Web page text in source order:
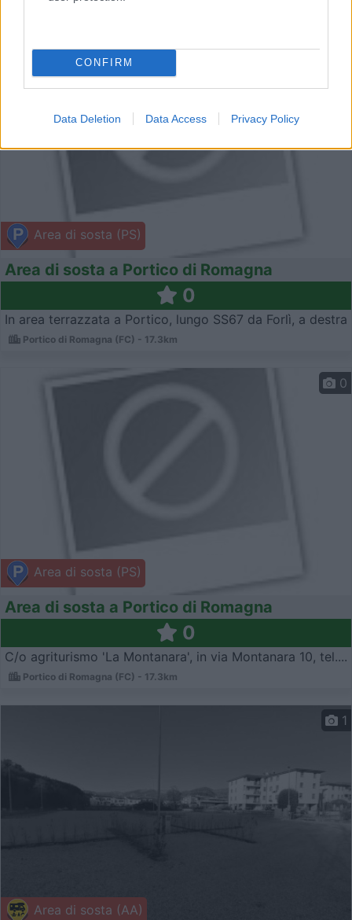
CONFIRM
Data Deletion Data Access Privacy Policy
Area di sosta (PS)
Area di sosta a Portico di Romagna
0
In area terrazzata a Portico, lungo SS67 da Forlì, a destra
Portico di Romagna (FC) - 17.3km
Area di sosta (PS)
0
Area di sosta a Portico di Romagna
0
C/o agriturismo 'La Montanara', in via Montanara 10, tel....
Portico di Romagna (FC) - 17.3km
Area di sosta (AA)
1